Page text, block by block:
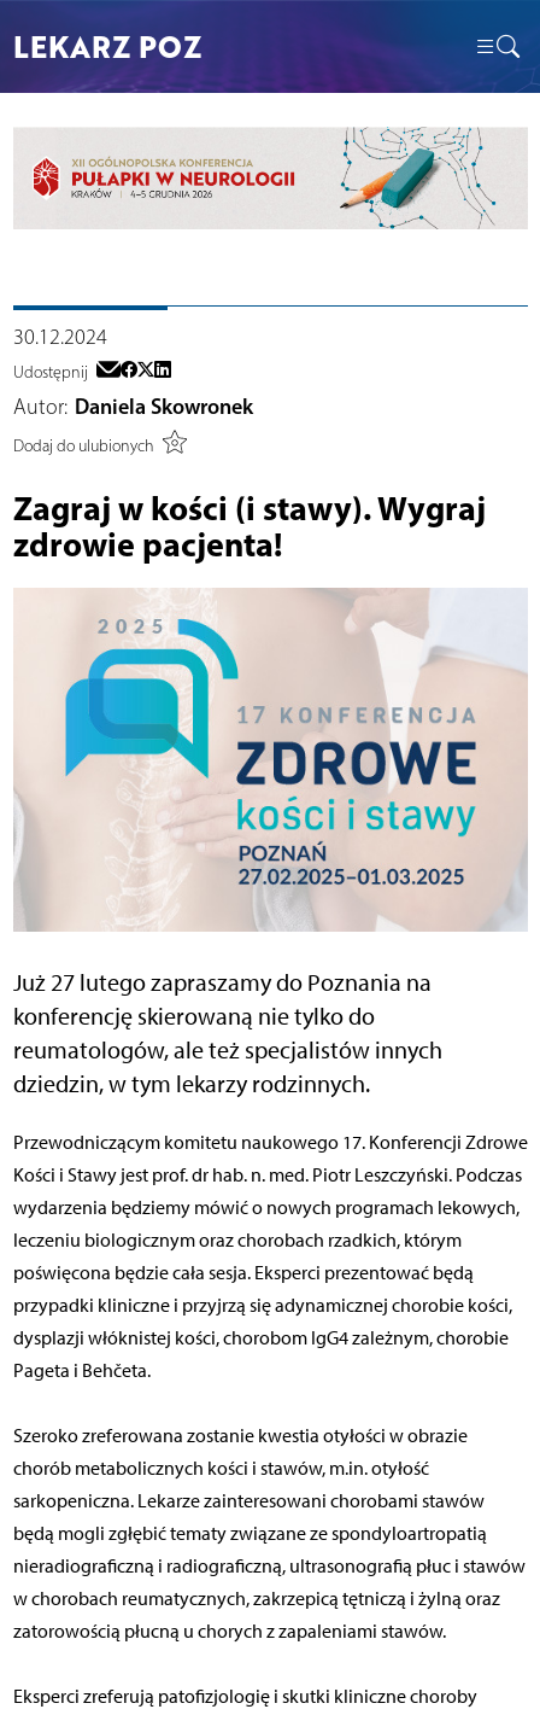
LEKARZ POZ
30.12.2024
Udostępnij
Autor: Daniela Skowronek
Dodaj do ulubionych
Zagraj w kości (i stawy). Wygraj
zdrowie pacjenta!
Już 27 lutego zapraszamy do Poznania na
konferencję skierowaną nie tylko do
reumatologów, ale też specjalistów innych
dziedzin, w tym lekarzy rodzinnych.
Przewodniczącym komitetu naukowego 17. Konferencji Zdrowe
Kości i Stawy jest prof. dr hab. n. med. Piotr Leszczyński. Podczas
wydarzenia będziemy mówić o nowych programach lekowych,
leczeniu biologicznym oraz chorobach rzadkich, którym
poświęcona będzie cała sesja. Eksperci prezentować będą
przypadki kliniczne i przyjrzą się adynamicznej chorobie kości,
dysplazji włóknistej kości, chorobom IgG4 zależnym, chorobie
Pageta i Behčeta.
Szeroko zreferowana zostanie kwestia otyłości w obrazie
chorób metabolicznych kości i stawów, m.in. otyłość
sarkopeniczna. Lekarze zainteresowani chorobami stawów
będą mogli zgłębić tematy związane ze spondyloartropatią
nieradiograficzną i radiograficzną, ultrasonografią płuc i stawów
w chorobach reumatycznych, zakrzepicą tętniczą i żylną oraz
zatorowością płucną u chorych z zapaleniami stawów.
Eksperci zreferują patofizjologię i skutki kliniczne choroby